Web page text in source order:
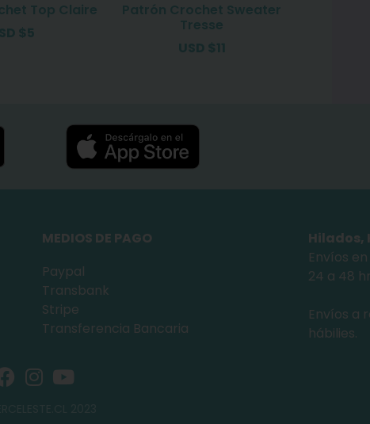
Top Claire
$5
Patrón Crochet Sweater
Tresse
USD $11
MEDIOS DE PAGO
Paypal
Transbank
Stripe
Transferencia Bancaria
Hilados,
Envíos
24 a 48
Envíos a
hábilies.